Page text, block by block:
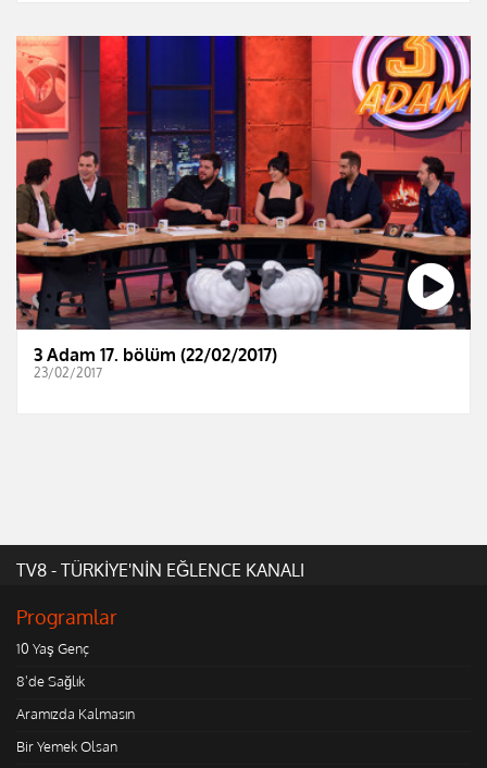
3 Adam 17. bölüm (22/02/2017)
23/02/2017
TV8 - TÜRKİYE'NİN EĞLENCE KANALI
Programlar
10 Yaş Genç
8'de Sağlık
Aramızda Kalmasın
Bir Yemek Olsan